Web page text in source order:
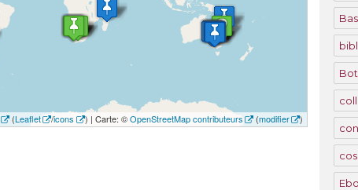
(Leaflet /icons ) | Carte: ©OpenStreetMap contributeurs (modifier )